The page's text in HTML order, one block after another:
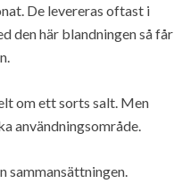
De levereras oftast i
den här blandningen så får
om ett sorts salt. Men
användningsområde.
sammansättningen.